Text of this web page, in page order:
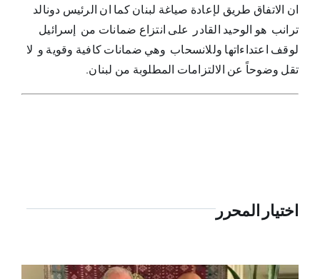
ان الاتفاق طريق لإعادة صياغة لبنان كما ان الرئيس دونالد
ترانب هو الوحيد القادر على انتزاع ضمانات من إسرائيل
لوقف اعتداءاتها وللانسحاب وهي ضمانات كافية وقوية و لا
تقل وضوحاً عن الالتزامات المطلوبة من لبنان.
اختيار المحرر